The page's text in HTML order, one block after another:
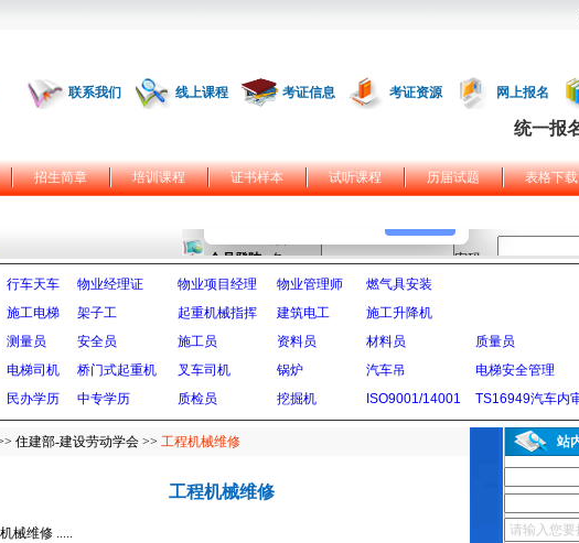
联系我们 线上课程 考证信息 考证资源 网上报名
统一报
招生简章 培训课程 证书样本 试听课程 历届试题 表格下载
行车天车 物业经理证 物业项目经理 物业管理师 燃气具安装
施工电梯 架子工 起重机械指挥 建筑电工
施工升降机
测量员 安全员 施工员 资料员 材料员 质量员
电梯司机 桥门式起重机 叉车司机 锅炉 汽车吊 电梯安全管理
民办学历 中专学历 质检员 挖掘机 ISO9001/14001 TS16949汽车内
住建部-建设劳动学会 >> 工程机械维修
工程机械维修
械维修 .....
站